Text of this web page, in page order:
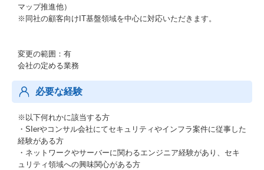
マップ推進他）
※同社の顧客向けIT基盤領域を中心に対応いただきます。
変更の範囲：有
会社の定める業務
必要な経験
※以下何れかに該当する方
・SIerやコンサル会社にてセキュリティやインフラ案件に従事した
経験がある方
・ネットワークやサーバーに関わるエンジニア経験があり、セキ
ュリティ領域への興味関心がある方